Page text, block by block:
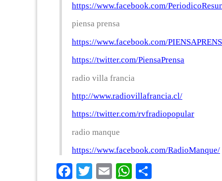
https://www.facebook.com/
piensa prensa
https://www.facebook.com/
https://twitter.com/PiensaPrensa
radio villa francia
http://www.radiovillafrancia.cl/
https://twitter.com/rvfradiopopular
radio manque
https://www.facebook.com/RadioManque/
Facebook
TwitterEmailWhatsApp